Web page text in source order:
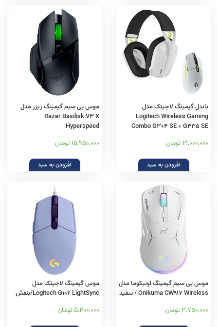
باندل گیمینگ لاجیتک مدل
Logitech Wireless Gaming
Combo G304 SE + G435 SE
21,000,000 تومان
افزودن به سبد
موس بی سیم گیمینگ ریزر مدل
Razer Basilisk V3 X
Hyperspeed
15,950,000 تومان
افزودن به سبد
موس بی سیم گیمینگ اونیکوما مدل
Onikuma CW917 Wireless / سفید
3,750,000 تومان
موس گیمینگ لاجیتک مدل
Logitech G102 LightSync/بنفش
5,400,000 تومان